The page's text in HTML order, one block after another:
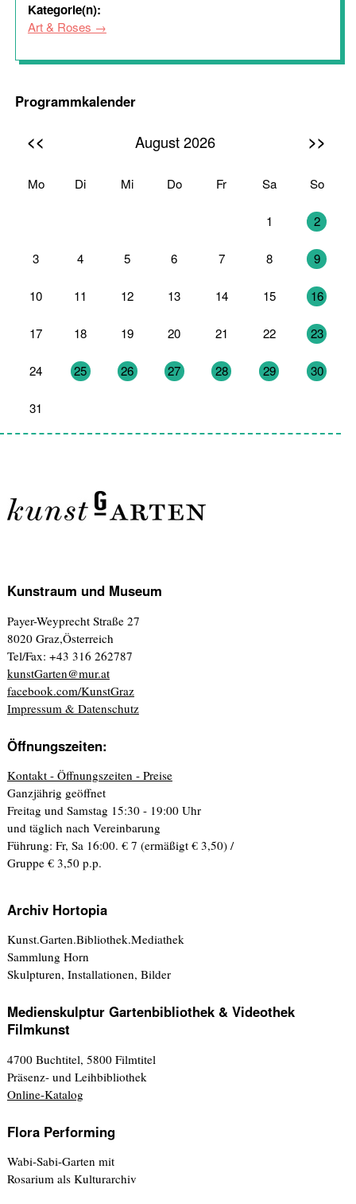
Kategorie(n):
Art & Roses
Programmkalender
<< August 2026 >>
Mo Di Mi Do Fr Sa So
1 2
3 4 5 6 7 8 9
10 11 12 13 14 15 16
17 18 19 20 21 22 23
24 25 26 27 28 29 30
31
Kunstraum und Museum
Payer-Weyprecht Straße 27
8020 Graz,Österreich
Tel/Fax: +43 316 262787
kunstGarten@mur.at
facebook.com/KunstGraz
Impressum & Datenschutz
Öffnungszeiten:
Kontakt - Öffnungszeiten - Preise
Ganzjährig geöffnet
Freitag und Samstag 15:30 - 19:00 Uhr
und täglich nach Vereinbarung
Führung: Fr, Sa 16:00. € 7 (ermäßigt € 3,50) /
Gruppe € 3,50 p.p.
Archiv Hortopia
Kunst.Garten.Bibliothek.Mediathek
Sammlung Horn
Skulpturen, Installationen, Bilder
Medienskulptur Gartenbibliothek & Videothek
Filmkunst
4700 Buchtitel, 5800 Filmtitel
Präsenz- und Leihbibliothek
Online-Katalog
Flora Performing
Wabi-Sabi-Garten mit
Rosarium als Kulturarchiv